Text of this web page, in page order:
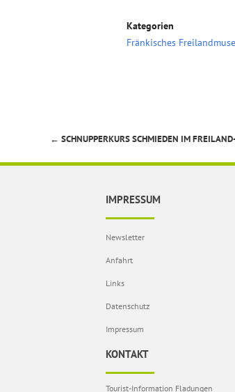
Kategorien
Fränkisches
Beitragsnavigation
← SCHNUPPERKURS SCHMIEDEN IM
IMPRESSUM
Newsletter
Anfahrt
Links
Datenschutz
Impressum
KONTAKT
Tourist-Information Fladungen